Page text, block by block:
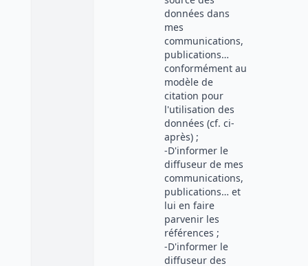
données dans
mes
communications,
publications…
conformément au
modèle de
citation pour
l'utilisation des
données (cf. ci-
après) ;
-D'informer le
diffuseur de mes
communications,
publications… et
lui en faire
parvenir les
références ;
-D'informer le
diffuseur des